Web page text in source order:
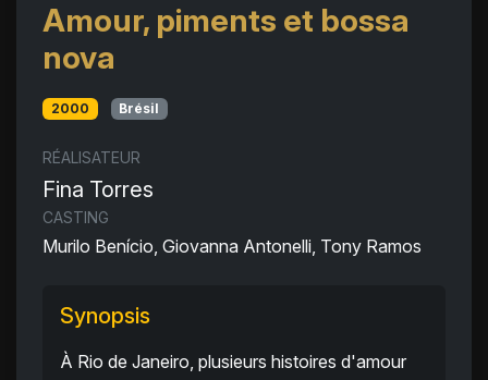
Amour, piments et bossa
nova
2000 Brésil
RÉALISATEUR
Fina Torres
CASTING
Murilo Benício, Giovanna Antonelli, Tony Ramos
Synopsis
À Rio de Janeiro, plusieurs histoires d'amour